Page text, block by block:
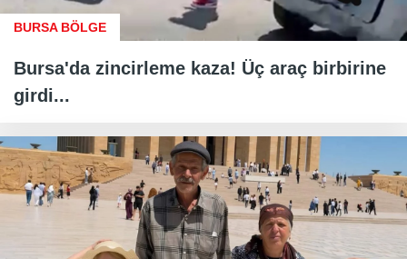
BURSA BÖLGE
Bursa'da zincirleme kaza! Üç araç birbirine
girdi...